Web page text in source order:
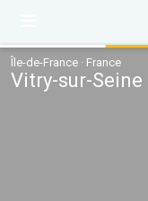
Île-de-France · France
Vitry-sur-Seine